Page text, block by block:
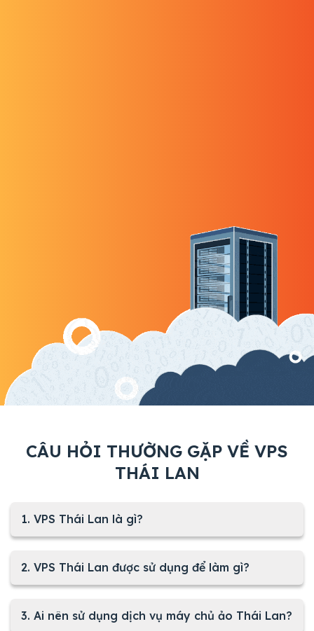
CÂU HỎI THƯỜNG GẶP VỀ VPS
THÁI LAN
1. VPS Thái Lan là gì?
2. VPS Thái Lan được sử dụng để làm gì?
3. Ai nên sử dụng dịch vụ máy chủ ảo Thái Lan?